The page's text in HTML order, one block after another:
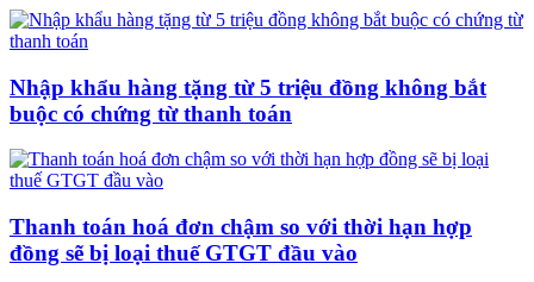
Nhập khẩu hàng tặng từ 5 triệu đồng không bắt
buộc có chứng từ thanh toán
Thanh toán hoá đơn chậm so với thời hạn hợp
đồng sẽ bị loại thuế GTGT đầu vào